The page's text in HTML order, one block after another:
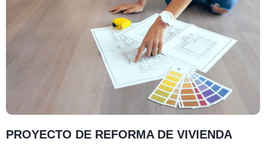
PROYECTO DE REFORMA DE VIVIENDA